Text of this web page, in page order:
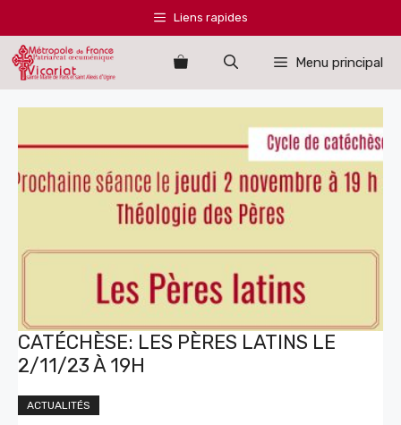
au
contenu
Liens rapides
Menu principal
CATÉCHÈSE: LES PÈRES LATINS LE
2/11/23 À 19H
ACTUALITÉS